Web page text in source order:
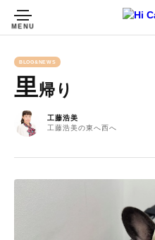
BLOG&NEWS
里帰り
工藤浩美
工藤浩美の東へ西へ